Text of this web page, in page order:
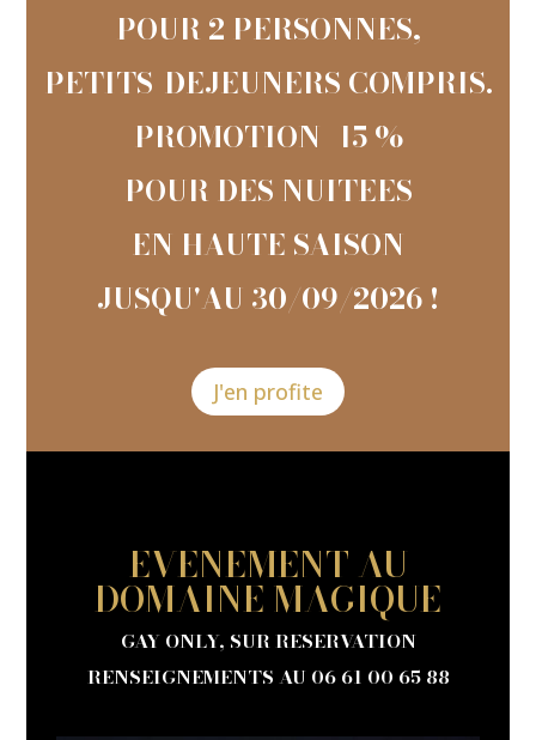
POUR 2 PERSONNES,
PETITS-DEJEUNERS COMPRIS.
PROMOTION -15 %
POUR DES NUITEES
EN HAUTE SAISON
JUSQU'AU 30/09/2026 !
J'en profite
EVENEMENT AU
DOMAINE MAGIQUE
GAY ONLY, SUR RESERVATION
RENSEIGNEMENTS AU 06 61 00 65 88